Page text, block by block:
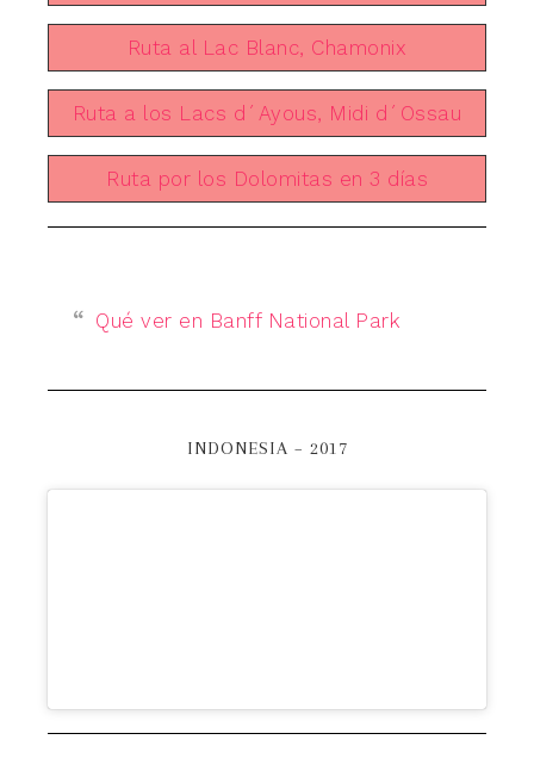
Ruta al Lac Blanc, Chamonix
Ruta a los Lacs d´Ayous, Midi d´Ossau
Ruta por los Dolomitas en 3 días
Qué ver en Banff National Park
INDONESIA – 2017